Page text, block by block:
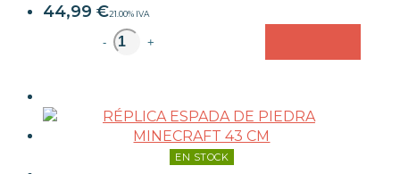
44,99 €21.00% IVA
- +
EN STOCK